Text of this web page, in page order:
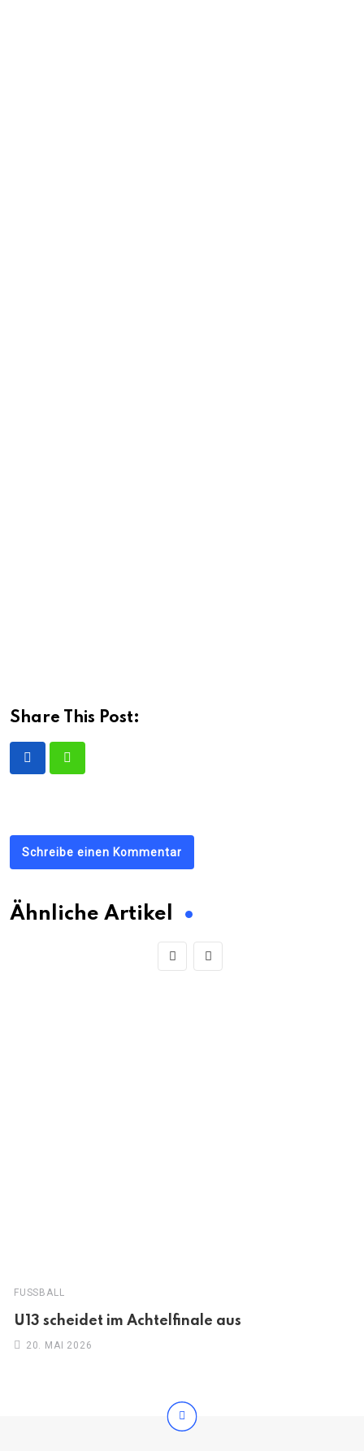
Share This Post:
Schreibe einen Kommentar
Ähnliche Artikel
FUSSBALL
U13 scheidet im Achtelfinale aus
20. MAI 2026